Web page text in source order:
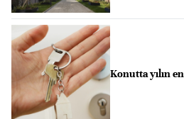
Konutta yılın